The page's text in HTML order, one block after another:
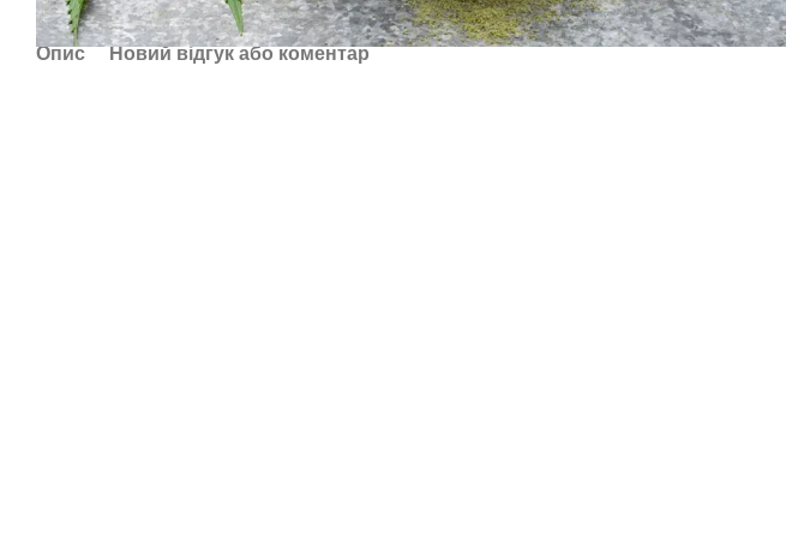
Опис Новий відгук або коментар